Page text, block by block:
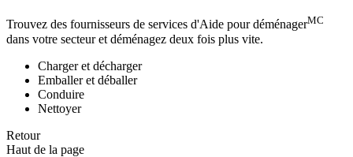
Trouvez des fournisseurs de services d'Aide pour déménagerMC
dans votre secteur et déménagez deux fois plus vite.
Charger et décharger
Emballer et déballer
Conduire
Nettoyer
Retour
Haut de la page